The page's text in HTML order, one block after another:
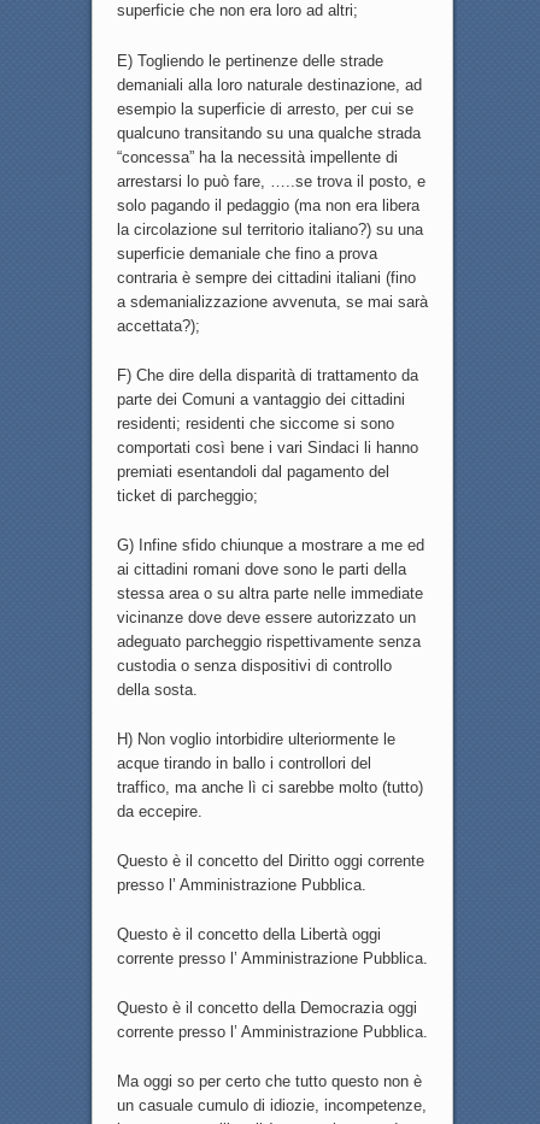
superficie che non era loro ad altri;
E) Togliendo le pertinenze delle strade
demaniali alla loro naturale destinazione, ad
esempio la superficie di arresto, per cui se
qualcuno transitando su una qualche strada
“concessa” ha la necessità impellente di
arrestarsi lo può fare, …..se trova il posto, e
solo pagando il pedaggio (ma non era libera
la circolazione sul territorio italiano?) su una
superficie demaniale che fino a prova
contraria è sempre dei cittadini italiani (fino
a sdemanializzazione avvenuta, se mai sarà
accettata?);
F) Che dire della disparità di trattamento da
parte dei Comuni a vantaggio dei cittadini
residenti; residenti che siccome si sono
comportati così bene i vari Sindaci li hanno
premiati esentandoli dal pagamento del
ticket di parcheggio;
G) Infine sfido chiunque a mostrare a me ed
ai cittadini romani dove sono le parti della
stessa area o su altra parte nelle immediate
vicinanze dove deve essere autorizzato un
adeguato parcheggio rispettivamente senza
custodia o senza dispositivi di controllo
della sosta.
H) Non voglio intorbidire ulteriormente le
acque tirando in ballo i controllori del
traffico, ma anche lì ci sarebbe molto (tutto)
da eccepire.
Questo è il concetto del Diritto oggi corrente
presso l’ Amministrazione Pubblica.
Questo è il concetto della Libertà oggi
corrente presso l’ Amministrazione Pubblica.
Questo è il concetto della Democrazia oggi
corrente presso l’ Amministrazione Pubblica.
Ma oggi so per certo che tutto questo non è
un casuale cumulo di idiozie, incompetenze,